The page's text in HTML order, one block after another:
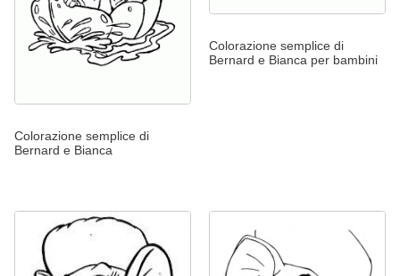
Colorazione semplice di
Bernard e Bianca
Colorazione semplice di
Bernard e Bianca per bambini